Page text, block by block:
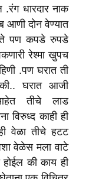
धारदार नाक
आणी दोन वेण्यात
पण कपडे रुपडे
रेश्मा खुपच
.पण घरात ती
घरात आजी
तीचे लाड
विरुध्द काही ही
वेळा तीचे हटट
वेळेस मला वाटे
की काय ही